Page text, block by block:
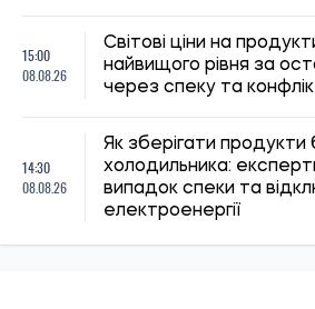
15:00
08.08.26
Світові ціни на
найвищого рівня за
через спеку та
14:30
08.08.26
Як зберігати продукти
холодильника:
випадок спеки та
електроенергії